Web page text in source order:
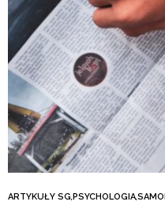
ARTYKUŁY SG,PSYCHOLOGIA,